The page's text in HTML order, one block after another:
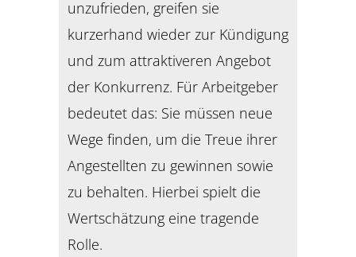
unzufrieden, greifen sie
kurzerhand wieder zur Kündigung
und zum attraktiveren Angebot
der Konkurrenz. Für Arbeitgeber
bedeutet das: Sie müssen neue
Wege finden, um die Treue ihrer
Angestellten zu gewinnen sowie
zu behalten. Hierbei spielt die
Wertschätzung eine tragende
Rolle.